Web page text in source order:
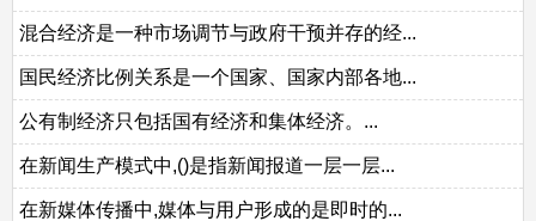
混合经济是一种市场调节与政府干预并存的经...
国民经济比例关系是一个国家、国家内部各地...
公有制经济只包括国有经济和集体经济。...
在新闻生产模式中,()是指新闻报道一层一层...
在新媒体传播中,媒体与用户形成的是即时的...